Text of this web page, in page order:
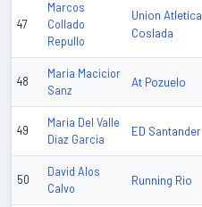
47
Marcos
Collado
Repullo
Union Atletica
Coslada
48
Maria Macicior
Sanz
At Pozuelo
49
Maria Del Valle
Diaz Garcia
ED Santander
50
David Alos
Calvo
Running Rio